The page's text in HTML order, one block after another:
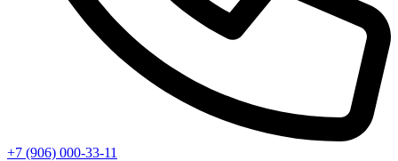
+7 (906) 000-33-11